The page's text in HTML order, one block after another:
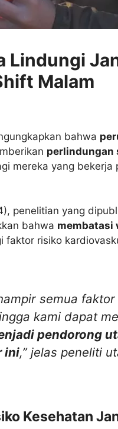
Lindungi
Malam
bahwa
perlindungan
mereka yang bekerja
penelitian yang
bahwa membatasi
faktor risiko
semua
kami dapat
pendorong
ini,” jelas peneliti
Kesehatan